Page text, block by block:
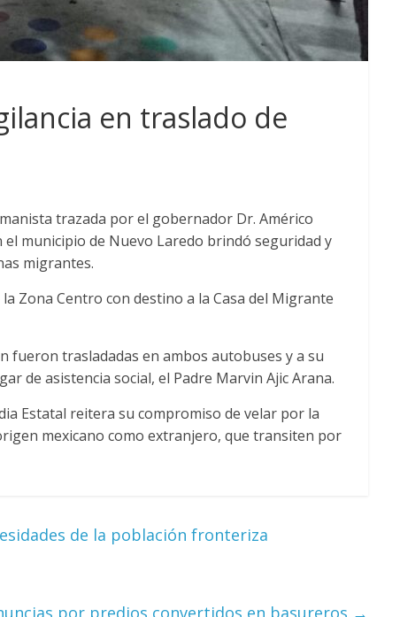
en traslado de
trazada por el gobernador Dr. Américo
municipio de Nuevo Laredo brindó seguridad y
migrantes.
Zona Centro con destino a la Casa del Migrante
fueron trasladadas en ambos autobuses y a su
de asistencia social, el Padre Marvin Ajic Arana.
Estatal reitera su compromiso de velar por la
mexicano como extranjero, que transiten por
de la población fronteriza
por predios convertidos en basureros →